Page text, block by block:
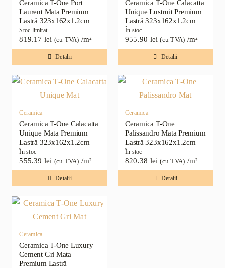
Ceramica T-One Port
Laurent Mata Premium
Lastră 323x162x1.2cm
Stoc limitat
819.17 lei (cu TVA) /m²
Detalii
Ceramica T-One Calacatta
Unique Lustruit Premium
Lastră 323x162x1.2cm
În stoc
955.90 lei (cu TVA) /m²
Detalii
Ceramica
Ceramica T-One Calacatta
Unique Mata Premium
Lastră 323x162x1.2cm
În stoc
555.39 lei (cu TVA) /m²
Detalii
Ceramica
Ceramica T-One
Palissandro Mata Premium
Lastră 323x162x1.2cm
În stoc
820.38 lei (cu TVA) /m²
Detalii
Ceramica
Ceramica T-One Luxury
Cement Gri Mata
Premium Lastră